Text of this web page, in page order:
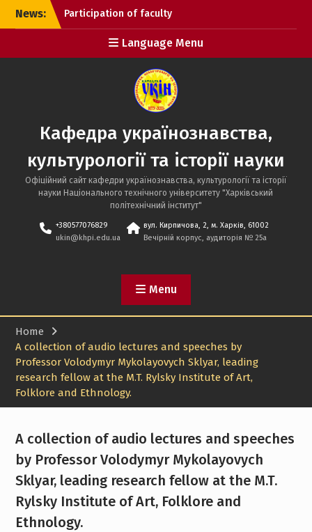
SkipNews:
Participation of faculty
members and graduate
students from the
department in the 34th
International Scientific
and Practical Conference
Technologies: Science,
Engineering, Technology,
Education, Health”
(MicroCAD-2026).
Participation of the
department’s faculty
members and graduate
Ukrainian Scientific and
Graduate Students,
“UKRAINE AND THE WORLD:
THE HUMANITIES AND
TECHNICAL ELITE AND
Prof. Olena Tverytnykova’s
Participation in the
Roundtable Discussion
“From Earth to the Stars:
Kharkiv’s Mark on the
Space Exploration”
Participation of graduate
students and faculty
members of the
department in the
International Symposium
on the History of Science,
Language Menu
Кафедра українознавства,
культурології та історії науки
Офіційний сайт кафедри українознавства, культурології та історії
науки Національного технічного університету "Харківський
політехнічний інститут"
+380577076829
ukin@khpi.edu.ua
вул. Кирпичова, 2, м. Харків, 61002
Вечірній корпус, аудиторія № 25a
Menu
Home
A collection of audio lectures and speeches by
Professor Volodymyr Mykolayovych Sklyar, leading
research fellow at the M.T. Rylsky Institute of Art,
Folklore and Ethnology.
A collection of audio lectures and speeches
by Professor Volodymyr Mykolayovych
Sklyar, leading research fellow at the M.T.
Rylsky Institute of Art, Folklore and
Ethnology.